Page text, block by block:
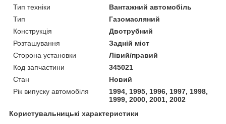
Тип техніки
Вантажний автомобіль
Тип
Газомасляний
Конструкція
Двотрубний
Розташування
Задній міст
Сторона установки
Лівий/правий
Код запчастини
345021
Стан
Новий
Рік випуску автомобіля
1994, 1995, 1996, 1997, 1998,
1999, 2000, 2001, 2002
Користувальницькі характеристики